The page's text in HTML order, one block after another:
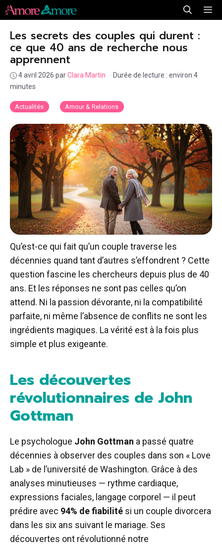
Aller
au
contenu
Actualités Amour & Relations
Les secrets des couples qui durent :
ce que 40 ans de recherche nous
apprennent
4 avril 2026 parClara Martin · Durée de lecture : environ 4
minutes
Qu’est-ce qui fait qu’un couple traverse les
décennies quand tant d’autres s’effondrent ? Cette
question fascine les chercheurs depuis plus de 40
ans. Et les réponses ne sont pas celles qu’on
attend. Ni la passion dévorante, ni la compatibilité
parfaite, ni même l’absence de conflits ne sont les
ingrédients magiques. La vérité est à la fois plus
simple et plus exigeante.
Les découvertes
révolutionnaires de John
Gottman
Le psychologue John Gottman a passé quatre
décennies à observer des couples dans son « Love
Lab » de l’université de Washington. Grâce à des
analyses minutieuses — rythme cardiaque,
expressions faciales, langage corporel — il peut
prédire avec 94% de fiabilité si un couple divorcera
dans les six ans suivant le mariage. Ses
découvertes ont révolutionné notre